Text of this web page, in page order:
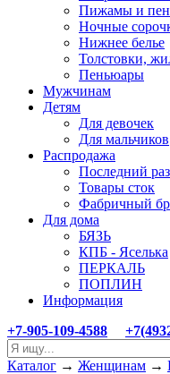
Пижамы и
Ночные
Нижнее белье
Толстовки,
Пеньюары
Мужчинам
Детям
Для девочек
Для мальчиков
Распродажа
Последний
Товары сток
Фабричный
Для дома
БЯЗЬ
КПБ - Яселька
ПЕРКАЛЬ
ПОПЛИН
Информация
+7-905-109-4588
Каталог → Женщинам →